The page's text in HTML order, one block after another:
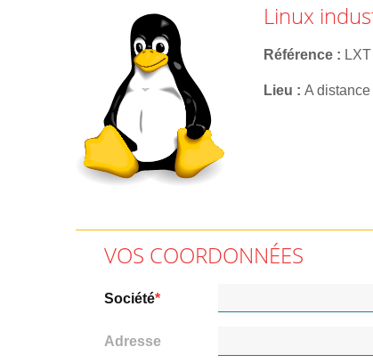
Linux
Référence LXT
Lieu A
VOS COORDONNÉES
Société
Adresse